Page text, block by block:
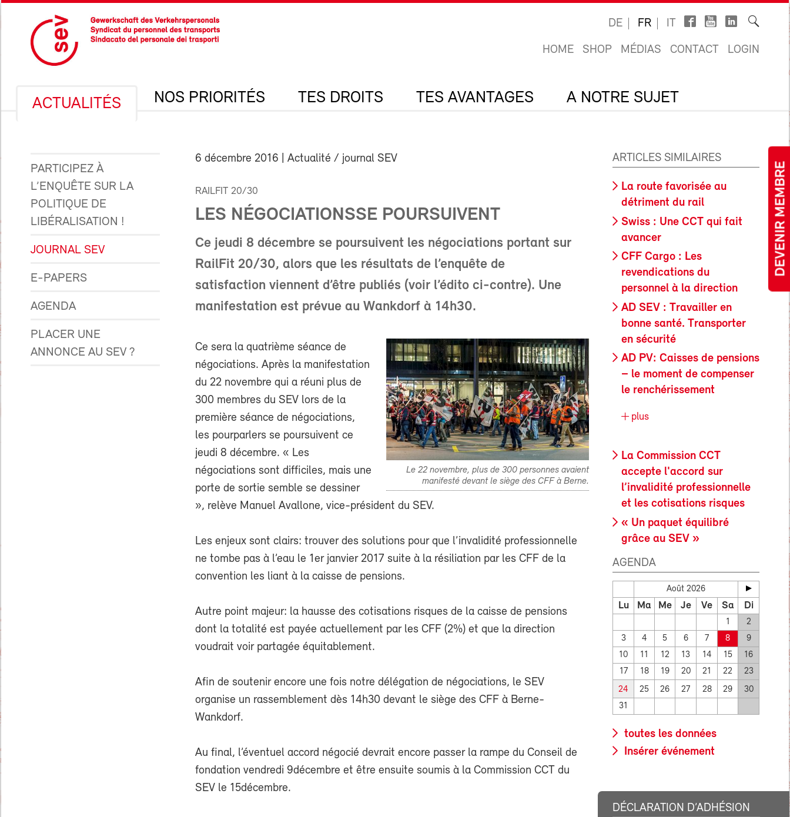
DEVENIR MEMBRE
DE FR IT
HOME SHOP MÉDIAS CONTACT LOGIN
ACTUALITÉS NOS PRIORITÉS TES DROITS TES AVANTAGES A NOTRE SUJET
PARTICIPEZ À
L’ENQUÊTE SUR LA
POLITIQUE DE
LIBÉRALISATION !
JOURNAL SEV
E-PAPERS
AGENDA
PLACER UNE
ANNONCE AU SEV ?
6 décembre 2016 | Actualité / journal SEV
RAILFIT 20/30
LES NÉGOCIATIONSSE POURSUIVENT
Ce jeudi 8 décembre se poursuivent les négociations portant sur
RailFit 20/30, alors que les résultats de l’enquête de
satisfaction viennent d’être publiés (voir l’édito ci-contre). Une
manifestation est prévue au Wankdorf à 14h30.
Le 22 novembre, plus de 300 personnes avaient
manifesté devant le siège des CFF à Berne.
Ce sera la quatrième séance de
négociations. Après la manifestation
du 22 novembre qui a réuni plus de
300 membres du SEV lors de la
première séance de négociations,
les pourparlers se poursuivent ce
jeudi 8 décembre. « Les
négociations sont difficiles, mais une
porte de sortie semble se dessiner
», relève Manuel Avallone, vice-président du SEV.
Les enjeux sont clairs: trouver des solutions pour que l’invalidité professionnelle
ne tombe pas à l’eau le 1erjanvier 2017 suite à la résiliation par les CFF de la
convention les liant à la caisse de pensions.
Autre point majeur: la hausse des cotisations risques de la caisse de pensions
dont la totalité est payée actuellement par les CFF (2%) et que la direction
voudrait voir partagée équitablement.
Afin de soutenir encore une fois notre délégation de négociations, le SEV
organise un rassemblement dès 14h30 devant le siège des CFF à Berne-
Wankdorf.
Au final, l’éventuel accord négocié devrait encore passer la rampe du Conseil de
fondation vendredi 9décembre et être ensuite soumis à la Commission CCT du
SEV le 15décembre.
ARTICLES SIMILAIRES
La route favorisée au
détriment du rail
Swiss : Une CCT qui fait
avancer
CFF Cargo : Les
revendications du
personnel à la direction
AD SEV : Travailler en
bonne santé. Transporter
en sécurité
AD PV: Caisses de pensions
– le moment de compenser
le renchérissement
plus
La Commission CCT
accepte l'accord sur
l’invalidité professionnelle
et les cotisations risques
« Un paquet équilibré
grâce au SEV »
AGENDA
Août 2026
Lu Ma Me Je Ve Sa Di
1
2
3
4 5 6 7 8
9
10
11 12 13 14 15
16
17
18 19 20 21 22 23
24 25 26 27 28 29
30
31
toutes les données
Insérer événement
DÉCLARATION D’ADHÉSION